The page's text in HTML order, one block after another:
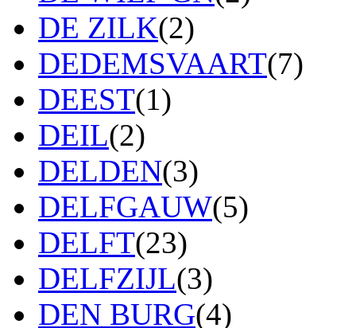
DE ZILK(2)
DEDEMSVAART(7)
DEEST(1)
DEIL(2)
DELDEN(3)
DELFGAUW(5)
DELFT(23)
DELFZIJL(3)
DEN BURG(4)